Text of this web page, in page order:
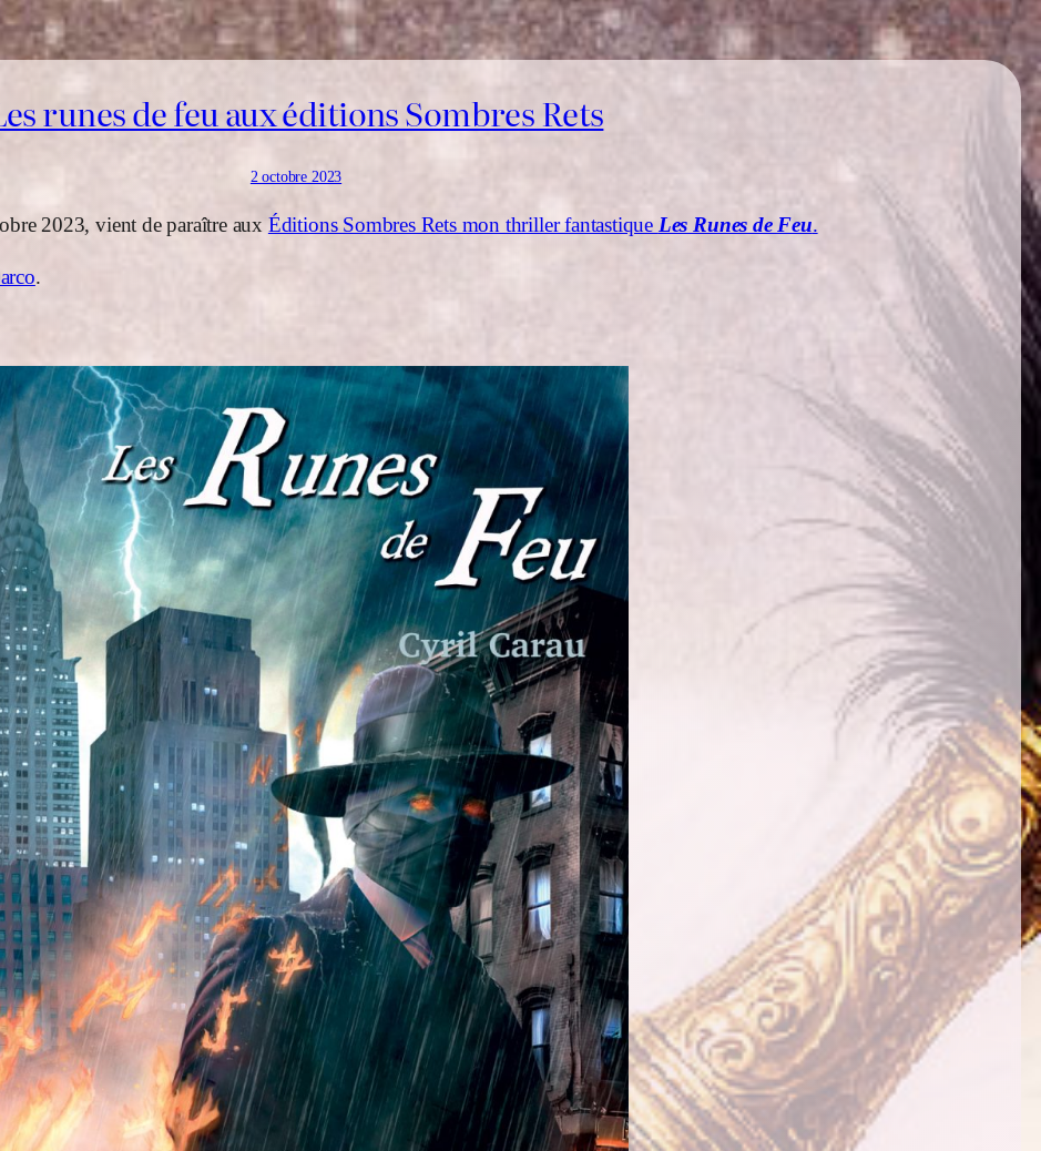
runes de feu aux éditions Sombres Rets
2 octobre 2023
2023, vient de paraître aux Éditions Sombres Rets mon thriller fantastique Les Runes de Feu.
.